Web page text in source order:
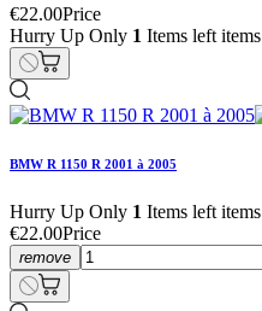
€22.00Price
Hurry Up Only 1 Items left items
BMW R 1150 R 2001 à 2005
Hurry Up Only 1 Items left items
€22.00Price
remove